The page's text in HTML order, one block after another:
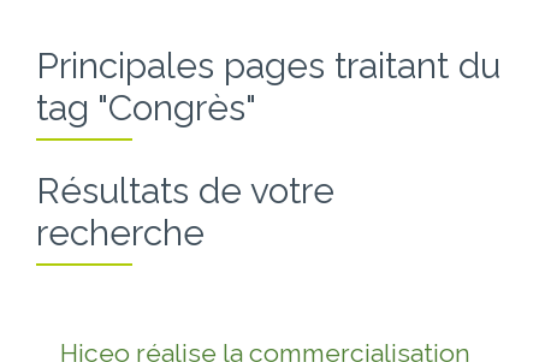
Principales pages traitant du
tag "Congrès"
Résultats de votre
recherche
Hiceo réalise la commercialisation